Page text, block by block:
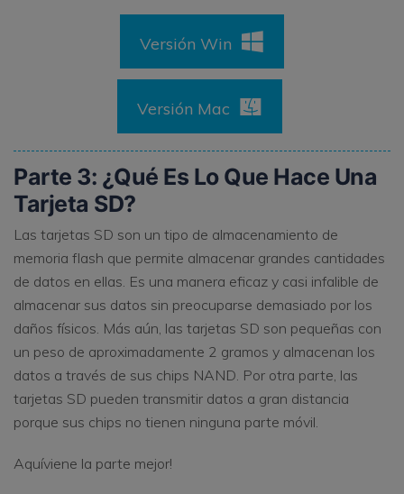
Versión Win
Versión Mac
Parte 3: ¿Qué Es Lo Que Hace Una
Tarjeta SD?
Las tarjetas SD son un tipo de almacenamiento de
memoria flash que permite almacenar grandes cantidades
de datos en ellas. Es una manera eficaz y casi infalible de
almacenar sus datos sin preocuparse demasiado por los
daños físicos. Más aún, las tarjetas SD son pequeñas con
un peso de aproximadamente 2 gramos y almacenan los
datos a través de sus chips NAND. Por otra parte, las
tarjetas SD pueden transmitir datos a gran distancia
porque sus chips no tienen ninguna parte móvil.
Aquíviene la parte mejor!